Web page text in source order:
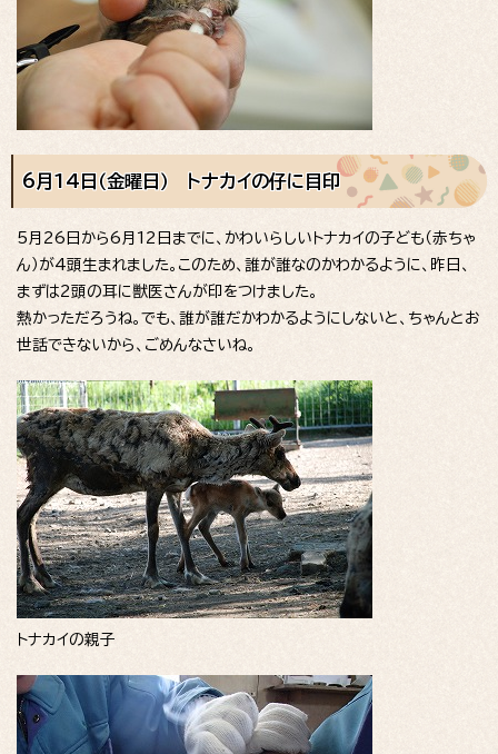
6月14日（金曜日） トナカイの仔に目印
5月26日から6月12日までに、かわいらしいトナカイの子ども（赤ちゃ
ん）が4頭生まれました。このため、誰が誰なのかわかるように、昨日、
まずは2頭の耳に獣医さんが印をつけました。
熱かっただろうね。でも、誰が誰だかわかるようにしないと、ちゃんとお
世話できないから、ごめんなさいね。
トナカイの親子